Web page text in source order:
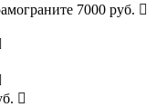
7000 руб.